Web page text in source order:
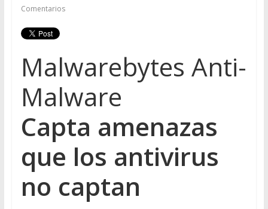
Comentarios
Malwarebytes Anti-
Malware
Capta amenazas
que los antivirus
no captan